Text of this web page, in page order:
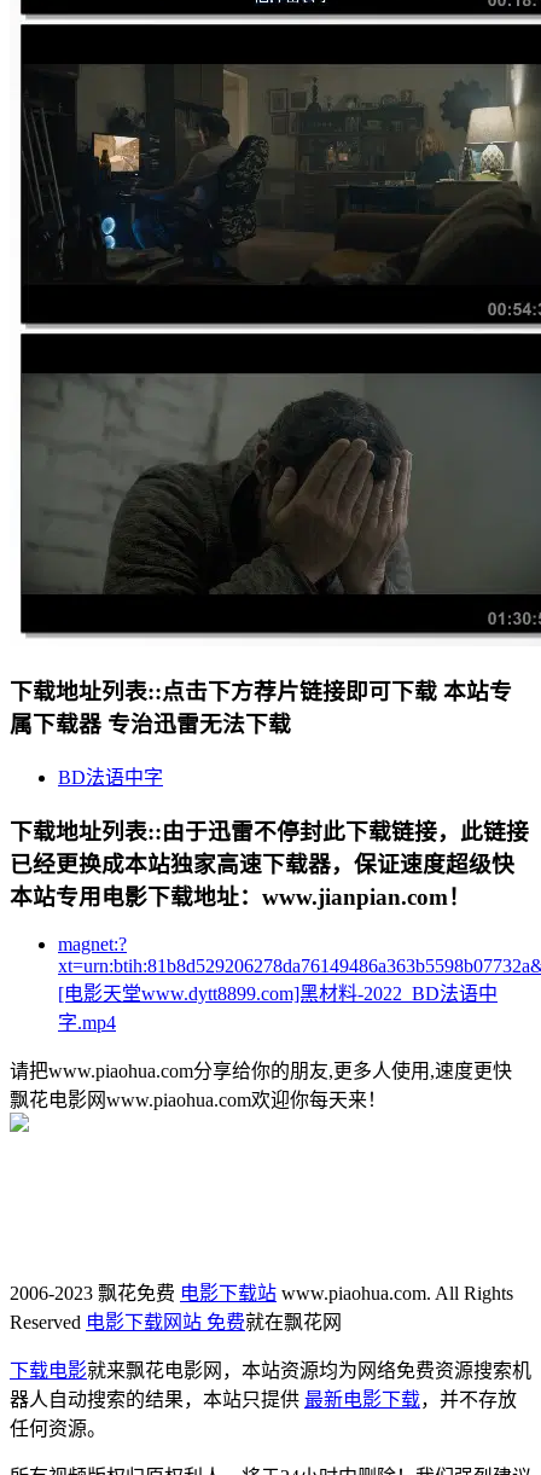
下载地址列表::点击下方荐片链接即可下载 本站专
属下载器 专治迅雷无法下载
BD法语中字
下载地址列表::由于迅雷不停封此下载链接，此链接
已经更换成本站独家高速下载器，保证速度超级快
本站专用电影下载地址：www.jianpian.com！
magnet:?
[电影天堂www.dytt8899.com]黑材料-2022_BD法语中
字.mp4
请把www.piaohua.com分享给你的朋友,更多人使用,速度更快
飘花电影网www.piaohua.com欢迎你每天来！
2006-2023 飘花免费 电影下载站 www.piaohua.com. All Rights
Reserved 电影下载网站 免费就在飘花网
下载电影就来飘花电影网，本站资源均为网络免费资源搜索机
器人自动搜索的结果，本站只提供 最新电影下载，并不存放
任何资源。